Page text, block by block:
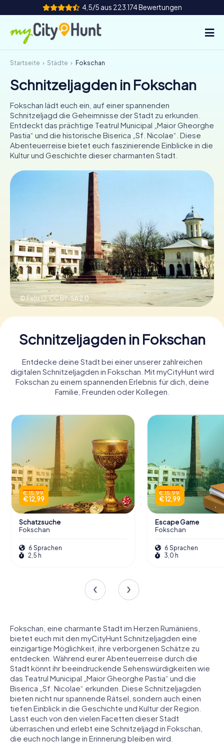
4,5/5 aus 223.174 Bewertungen
So funktioniert's
Städte
Touren
Teamevent
Tickets
NL
Tickets buchen
Gutscheine bestellen
Startseite Städte Fokschan
Schnitzeljagden in Fokschan
Fokschan lädt euch ein, auf einer spannenden
Schnitzeljagd die Geheimnisse der Stadt zu erkunden.
Entdeckt das prächtige Teatrul Municipal „Maior Gheorghe
Pastia“ und die historische Biserica „Sf. Nicolae“. Diese
Abenteuerreise bietet euch faszinierende Einblicke in die
Kultur und Geschichte dieser charmanten Stadt.
© Felix O,CC BY-SA 2.0
Schnitzeljagden in Fokschan
Entdecke deine Stadt bei einer unserer zahlreichen
digitalen Schnitzeljagden in Fokschan. Mit myCityHunt wird
Fokschan zu einem spannenden Erlebnis für dich, deine
Familie, Freunden oder Kollegen.
€ 15,99
€ 12,99
Schatzsuche
Fokschan
6 Sprachen
2,5 h
€ 15,99
€ 12,99
Escape Game
Fokschan
6 Sprachen
3,0 h
Fokschan, eine charmante Stadt im Herzen Rumäniens,
bietet euch mit den myCityHunt Schnitzeljagden eine
einzigartige Möglichkeit, ihre verborgenen Schätze zu
entdecken. Während eurer Abenteuerreise durch die
Stadt könnt ihr beeindruckende Sehenswürdigkeiten wie
das Teatrul Municipal „Maior Gheorghe Pastia“ und die
Biserica „Sf. Nicolae“ erkunden. Diese Schnitzeljagden
bieten nicht nur spannende Rätsel, sondern auch einen
tiefen Einblick in die Geschichte und Kultur der Region.
Lasst euch von den vielen Facetten dieser Stadt
überraschen und erlebt eine Schnitzeljagd in Fokschan,
die euch noch lange in Erinnerung bleiben wird.